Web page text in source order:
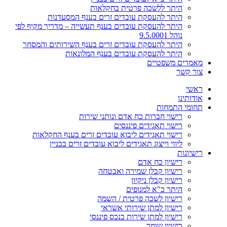
היתר ללשכה פרטית בחקלאות
היתר להעסקת עובדים זרים בענף המסעדנות
היתר להעסקת עובדים בענף תעשייה – מדריך מקיף לפי
נוהל 9.5.0001
היתר להעסקת עובדים זרים בענף השירותים והמסחר
היתר להעסקת עובדים בענף המלונאות
מאמרים משפטיים
צור קשר
ראשי
אודותינו
תחומי התמחות
רישוי חברות כח אדם ונותני שירות
רישוי תאגידים פיננסים
רישוי תאגידים ליבוא עובדים זרים בענף החקלאות
ליווי וייצוג תאגידים ליבוא עובדים זרים בבניין
רישיונות
רישיון כח אדם
רישיון קבלן שמירה ואבטחה
רישיון קבלן ניקיון
היתר כ"א למנופים
רישיון לשכה פרטית / השמה
רישיון למתן שירותי אשראי
רישיון למתן שירות בנכס פיננסי